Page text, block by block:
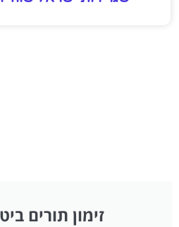
זימון תורים